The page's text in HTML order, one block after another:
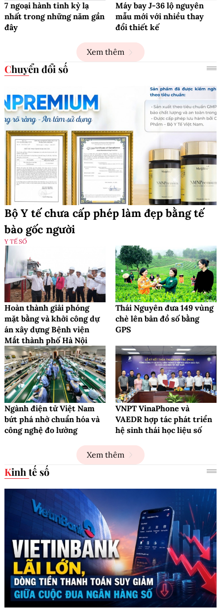
7 ngoại hành tinh kỳ lạ
nhất trong những năm gần
đây
Máy bay J-36 lộ nguyên
mẫu mới với nhiều thay
đổi thiết kế
Xem thêm
Chuyển đổi số
Bộ Y tế chưa cấp phép làm đẹp bằng tế
bào gốc người
Y TẾ SỐ
Hoàn thành giải phóng
mặt bằng và khởi công dự
án xây dựng Bệnh viện
Mắt thành phố Hà Nội
Thái Nguyên đưa 149 vùng
chè lên bản đồ số bằng
GPS
Ngành điện tử Việt Nam
bứt phá nhờ chuẩn hóa và
công nghệ đo lường
VNPT VinaPhone và
VAEDR hợp tác phát triển
hệ sinh thái học liệu số
Xem thêm
Kinh tế số